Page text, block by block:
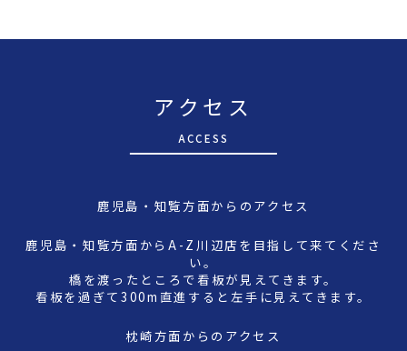
アクセス
ACCESS
鹿児島・知覧方面からのアクセス
鹿児島・知覧方面からA-Z川辺店を目指して来てくださ
い。
橋を渡ったところで看板が見えてきます。
看板を過ぎて300m直進すると左手に見えてきます。
枕崎方面からのアクセス